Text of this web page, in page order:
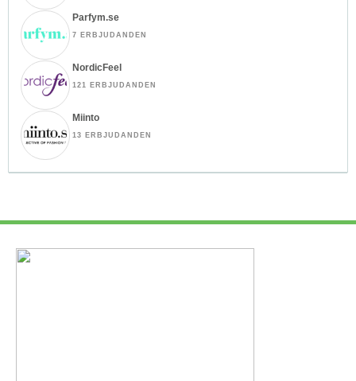
Parfym.se
7 ERBJUDANDEN
NordicFeel
121 ERBJUDANDEN
Miinto
13 ERBJUDANDEN